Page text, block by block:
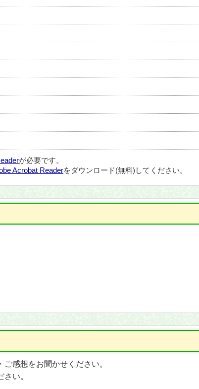
が必要です。
Acrobat Readerをダウンロード(無料)してください。
感想をお聞かせください。
い。